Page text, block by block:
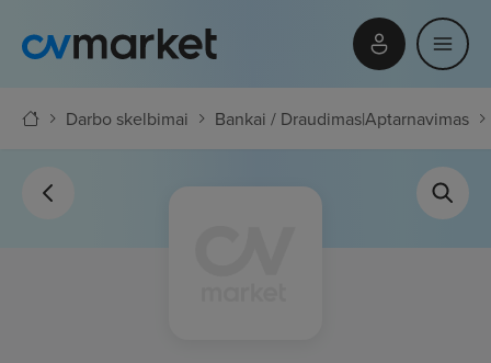
Darbo skelbimai Bankai / Draudimas|Aptarnavimas